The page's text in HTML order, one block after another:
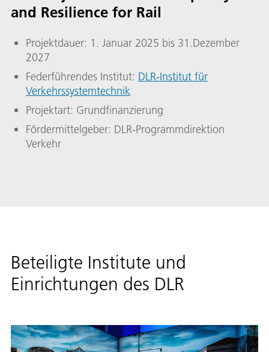
and Resilience for Rail
Projektdauer: 1. Januar 2025 bis 31.Dezember
2027
Federführendes Institut: DLR-Institut für
Verkehrssystemtechnik
Projektart: Grundfinanzierung
Fördermittelgeber: DLR-Programmdirektion
Verkehr
Beteiligte Institute und
Einrichtungen des DLR